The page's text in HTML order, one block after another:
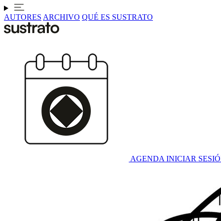
AUTORES ARCHIVO QUÉ ES SUSTRATO
AGENDA INICIAR